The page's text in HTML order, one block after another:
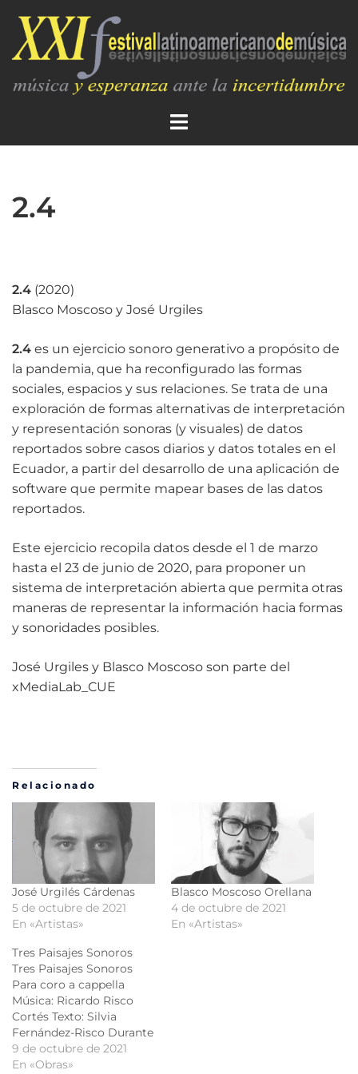
2.4
2.4 (2020)
Blasco Moscoso y José Urgiles
2.4 es un ejercicio sonoro generativo a propósito de
la pandemia, que ha reconfigurado las formas
sociales, espacios y sus relaciones. Se trata de una
exploración de formas alternativas de interpretación
y representación sonoras (y visuales) de datos
reportados sobre casos diarios y datos totales en el
Ecuador, a partir del desarrollo de una aplicación de
software que permite mapear bases de las datos
reportados.
Este ejercicio recopila datos desde el 1 de marzo
hasta el 23 de junio de 2020, para proponer un
sistema de interpretación abierta que permita otras
maneras de representar la información hacia formas
y sonoridades posibles.
José Urgiles y Blasco Moscoso son parte del
xMediaLab_CUE
Relacionado
José Urgilés Cárdenas
5 de octubre de 2021
En «Artistas»
Blasco Moscoso Orellana
4 de octubre de 2021
En «Artistas»
Tres Paisajes Sonoros
Tres Paisajes Sonoros
Para coro a cappella
Música: Ricardo Risco
Cortés Texto: Silvia
Fernández-Risco Durante
los meses de cuarentena
y encierro del 2020
9 de octubre de 2021
En «Obras»